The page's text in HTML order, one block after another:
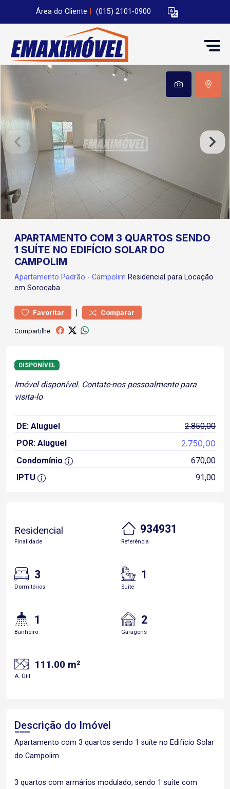
Área do Cliente (015) 2101-0900
APARTAMENTO COM 3 QUARTOS SENDO
1 SUÍTE NO EDIFÍCIO SOLAR DO
CAMPOLIM
Apartamento Padrão - Campolim Residencial para Locação
em Sorocaba
Favoritar | Comparar
Compartilhe:
DISPONÍVEL
Imóvel disponível. Contate-nos pessoalmente para
visita-lo
DE: Aluguel
2.850,00
POR: Aluguel
2.750,00
Condomínio
670,00
IPTU
91,00
Residencial
Finalidade
934931
Referência
3
Dormitórios
1
Suite
1
Banheiro
2
Garagens
111.00 m²
A. Útil
Descrição do Imóvel
Apartamento com 3 quartos sendo 1 suíte no Edifício Solar
do Campolim
3 quartos com armários modulado, sendo 1 suíte com